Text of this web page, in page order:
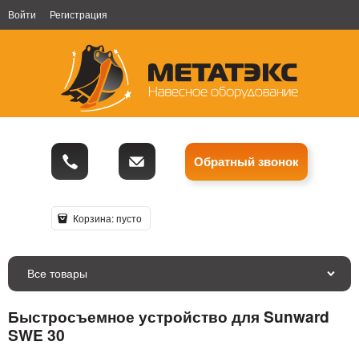
Войти Регистрация
Обратный звонок
Корзина:пусто
Все товары
Быстросъемное устройство для Sunward
SWE 30